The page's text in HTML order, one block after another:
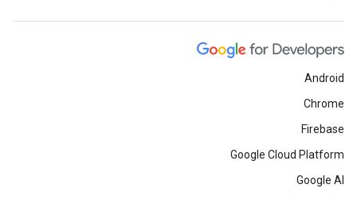
Android
Chrome
Firebase
Google Cloud Platform
Google AI